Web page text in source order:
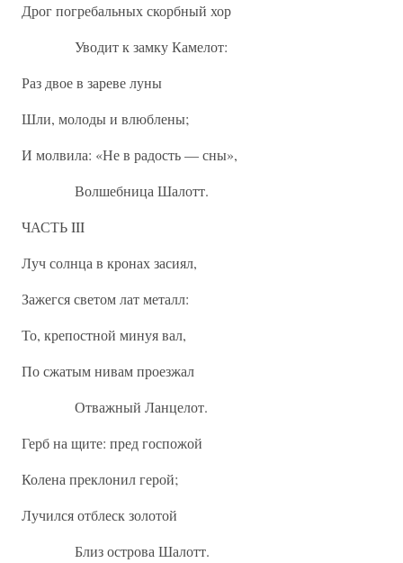
Дрог погребальных скорбный хор
Уводит к замку Камелот:
Раз двое в зареве луны
Шли, молоды и влюблены;
И молвила: «Не в радость — сны»,
Волшебница Шалотт.
ЧАСТЬ III
Луч солнца в кронах засиял,
Зажегся светом лат металл:
То, крепостной минуя вал,
По сжатым нивам проезжал
Отважный Ланцелот.
Герб на щите: пред госпожой
Колена преклонил герой;
Лучился отблеск золотой
Близ острова Шалотт.